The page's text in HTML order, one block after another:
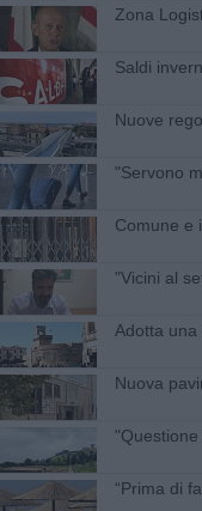
Zona
Saldi
Nuove
"Servono
Comune e
"Vicini al
Adotta
Nuova
“Prima di